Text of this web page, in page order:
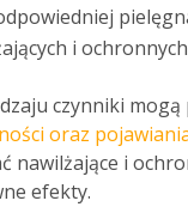
i
czynniki
oraz
nawilżające i
efekty.